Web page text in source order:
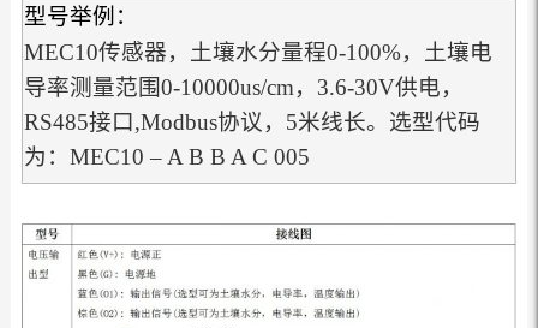
型号举例：
MEC10传感器，土壤水分量程0-100%，土壤电
导率测量范围0-10000us/cm，3.6-30V供电，
RS485接口,Modbus协议，5米线长。选型代码
为：MEC10 – A B B A C 005